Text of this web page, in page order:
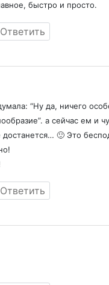
быстро и просто.
Ответить
“Ну да, ничего
а сейчас ем и
🙂 Это
Ответить